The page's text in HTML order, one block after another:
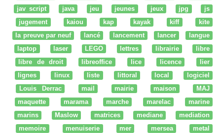
jav script
java jeu jeunes jeux jpg
js
jugement
kaiou kap kayak kiff
kite
la preuve par neuf
lancé lancement lancer
langue
laptop
laser LEGO lettres librairie
libre
libre de droit
libreoffice lice licence
lier
lignes
linux liste littoral local
logiciel
Louis Derrac
mail mairie maison
MAJ
maquette
marama marche marelac
marine
marins
Maslow matrices mediane
mediation
memoire
menuiserie mer mersea
metal